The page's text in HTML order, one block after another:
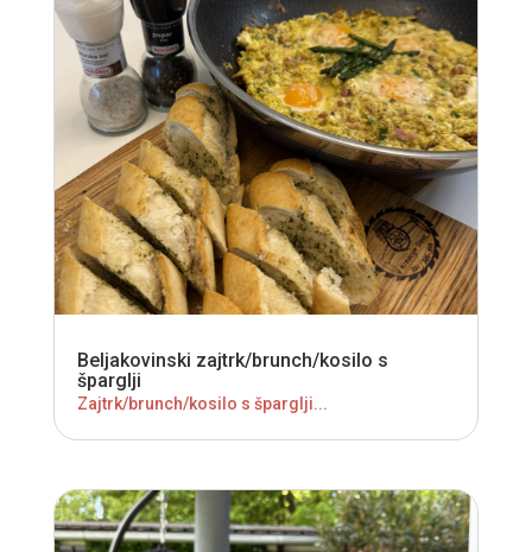
Beljakovinski zajtrk/brunch/kosilo s
šparglji
Zajtrk/brunch/kosilo s šparglji...